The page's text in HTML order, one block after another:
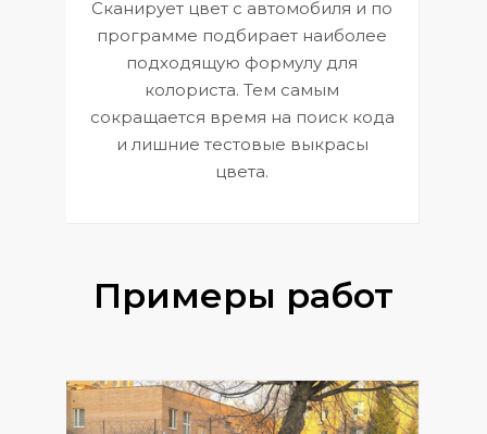
Сканирует цвет с автомобиля и по
программе подбирает наиболее
подходящую формулу для
колориста. Тем самым
сокращается время на поиск кода
и лишние тестовые выкрасы
цвета.
Примеры работ